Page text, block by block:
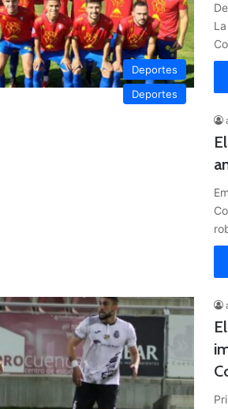
Deportes
Deportes